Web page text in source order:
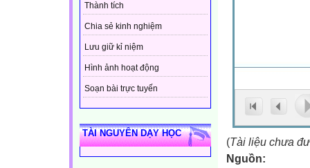
Thành tích
Chia sẻ kinh nghiệm
Lưu giữ kỉ niệm
Hình ảnh hoạt động
Soạn bài trực tuyến
TÀI NGUYÊN DẠY HỌC
(Tài liệu chưa
Nguồn: